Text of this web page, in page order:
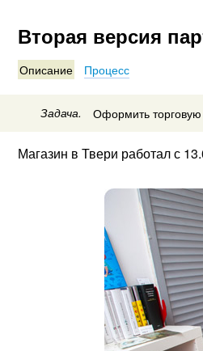
Вторая версия
Описание Процесс
Задача. Оформить торговую
Магазин в Твери работал с